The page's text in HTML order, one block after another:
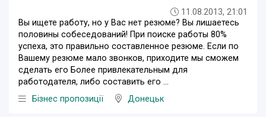
11.08.2013, 21:01
Вы ищете работу, но у Вас нет резюме? Вы лишаетесь
половины собеседований! При поиске работы 80%
успеха, это правильно составленное резюме. Если по
Вашему резюме мало звонков, приходите мы сможем
сделать его Более привлекательным для
работодателя, либо составить его ...
Бізнес пропозиції
Донецьк